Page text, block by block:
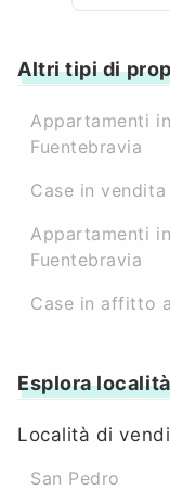
Altri tipi di
Appartamenti
Fuentebravia
Case in
Appartamenti
Fuentebravia
Case in affitto
Esplora
Località di
San Pedro